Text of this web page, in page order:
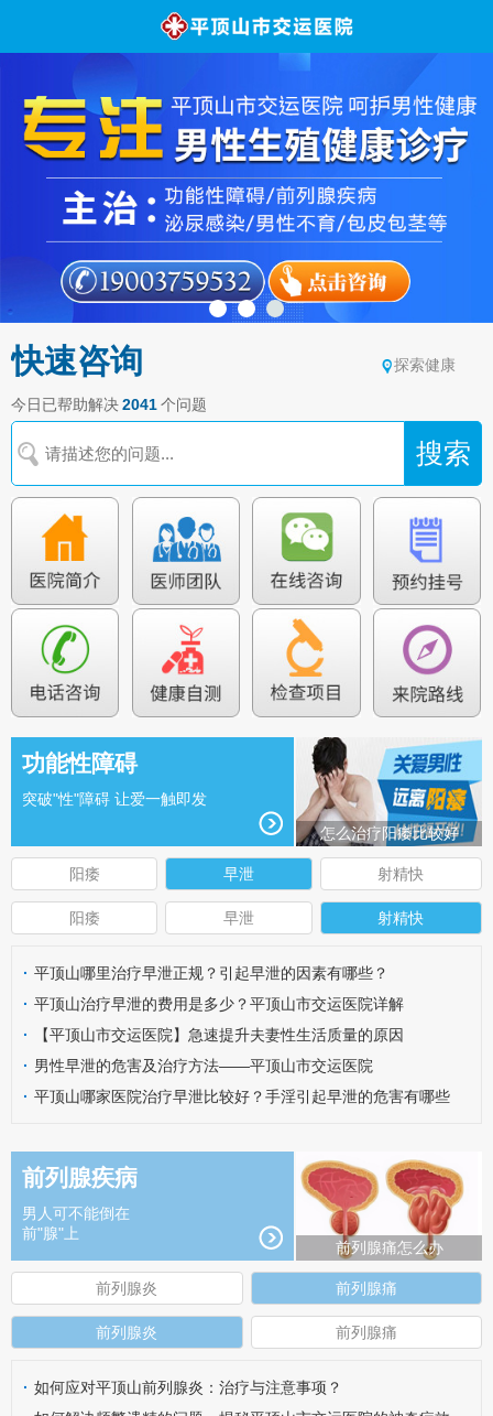
快速咨询 探索健康
今日已帮助解决2041个问题
功能性障碍
突破"性"障碍 让爱一触即发
怎么治疗阳痿比较好
阳痿 早泄 射精快
阳痿 早泄 射精快
· 平顶山哪里治疗早泄正规？引起早泄的因素有哪些？
· 平顶山治疗早泄的费用是多少？平顶山市交运医院详解
·
【平顶山市交运医院】急速提升夫妻性生活质量的原因
· 男性早泄的危害及治疗方法——平顶山市交运医院
· 平顶山哪家医院治疗早泄比较好？手淫引起早泄的危害有哪些
前列腺疾病
男人可不能倒在
前"腺"上
前列腺痛怎么办
前列腺炎 前列腺痛
前列腺炎 前列腺痛
· 如何应对平顶山前列腺炎：治疗与注意事项？